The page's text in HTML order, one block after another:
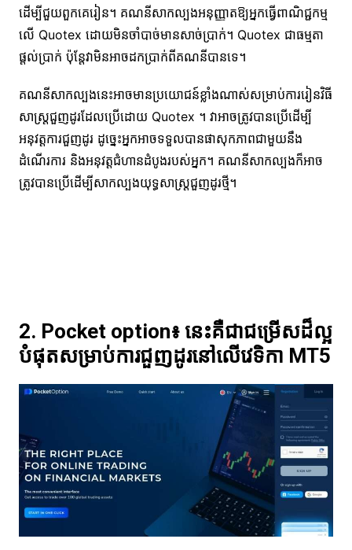
ដើម្បីជួយពួកគេរៀន។ គណនីសាកល្បងអនុញ្ញាតឱ្យអ្នកធ្វើពាណិជ្ជកម្ម
លើ Quotex ដោយមិនចាំបាច់មានសាច់ប្រាក់។ Quotex ជាធម្មតា
ផ្តល់ប្រាក់ ប៉ុន្តែវាមិនអាចដកប្រាក់ពីគណនីបានទេ។
គណនីសាកល្បងនេះអាចមានប្រយោជន៍ខ្លាំងណាស់សម្រាប់ការរៀនវិធី
សាស្រ្តជួញដូរដែលប្រើដោយ Quotex ។ វាអាចត្រូវបានប្រើដើម្បី
អនុវត្តការជួញដូរ ដូច្នេះអ្នកអាចទទួលបានផាសុកភាពជាមួយនឹង
ដំណើរការ និងអនុវត្តជំហានដំបូងរបស់អ្នក។ គណនីសាកល្បងក៏អាច
ត្រូវបានប្រើដើម្បីសាកល្បងយុទ្ធសាស្រ្តជួញដូរថ្មី។
2. Pocket option៖ នេះគឺជាជម្រើសដ៏ល្អ
បំផុតសម្រាប់ការជួញដូរនៅលើវេទិកា MT5